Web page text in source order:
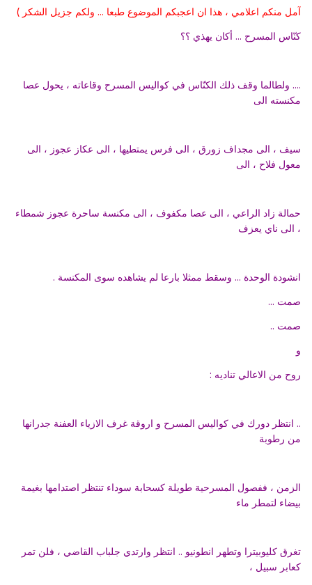
آمل منكم اعلامي ، هذا ان اعجبكم الموضوع طبعا ... ولكم جزيل الشكر )
كنّاس المسرح ... أكان يهذي ؟؟
.... ولطالما وقف ذلك الكنّاس في كواليس المسرح وقاعاته ، يحول عصا
مكنسته الى
سيف ، الى مجداف زورق ، الى فرس يمتطيها ، الى عكاز عجوز ، الى
معول فلاح ، الى
حمالة زاد الراعي ، الى عصا مكفوف ، الى مكنسة ساحرة عجوز شمطاء
، الى ناي يعزف
انشودة الوحدة ... وسقط ممثلا بارعا لم يشاهده سوى المكنسة .
صمت ...
صمت ..
و
روح من الاعالي تناديه :
.. انتظر دورك في كواليس المسرح و اروقة غرف الازياء العفنة جدرانها
من رطوبة
الزمن ، ففصول المسرحية طويلة كسحابة سوداء تنتظر اصتدامها بغيمة
بيضاء لتمطر ماء
تغرق كليوبيترا وتطهر انطونيو .. انتظر وارتدي جلباب القاضي ، فلن تمر
كعابر سبيل ،